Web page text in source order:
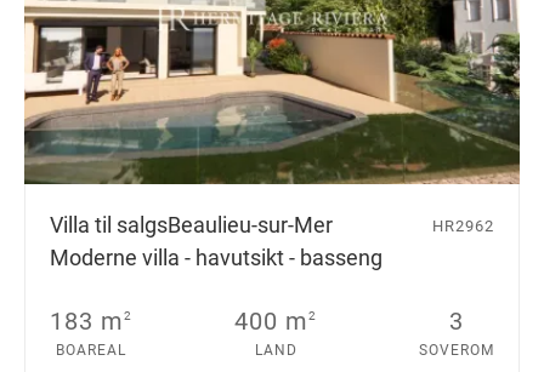
Villa til salgsBeaulieu-sur-Mer
Moderne villa - havutsikt - basseng
HR2962
183 m2
BOAREAL
400 m2
LAND
3
SOVEROM